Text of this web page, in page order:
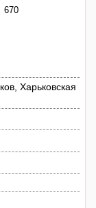
670
Харьковская